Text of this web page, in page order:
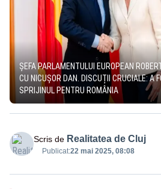
ȘEFA PARLAMENTULUI EUROPEAN
CU NICUȘOR DAN. DISCUȚII CRUCIALE: A
SPRIJINUL PENTRU ROMÂNIA
Scris de Realitatea de Cluj
Publicat:22 mai 2025, 08:08